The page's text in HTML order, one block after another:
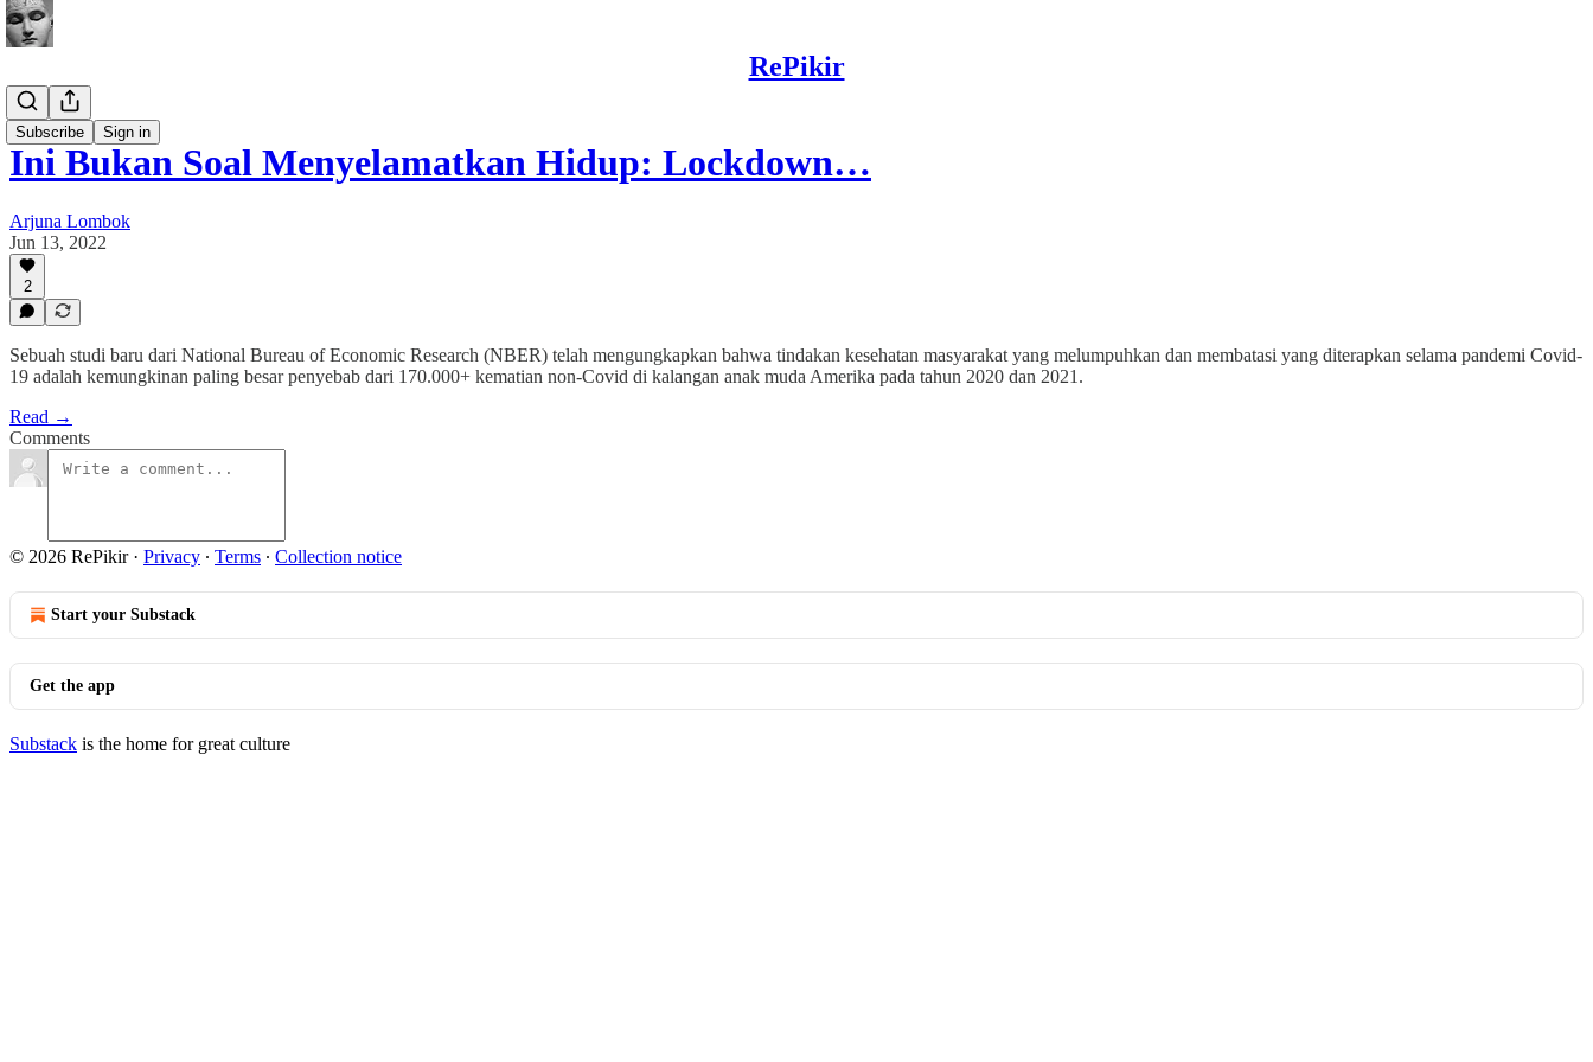
RePikir
Subscribe Sign in
Buletin
Ini Bukan Soal Menyelamatkan Hidup: Lockdown…
Arjuna Lombok
Jun 13, 2022
2
Sebuah studi baru dari National Bureau of Economic Research (NBER) telah mengungkapkan bahwa tindakan kesehatan masyarakat yang melumpuhkan dan membatasi yang diterapkan selama pandemi Covid-
19 adalah kemungkinan paling besar penyebab dari 170.000+ kematian non-Covid di kalangan anak muda Amerika pada tahun 2020 dan 2021.
Read →
Comments
© 2026 RePikir· Privacy ∙ Terms ∙ Collection notice
Start your Substack
Get the app
Substack is the home for great culture